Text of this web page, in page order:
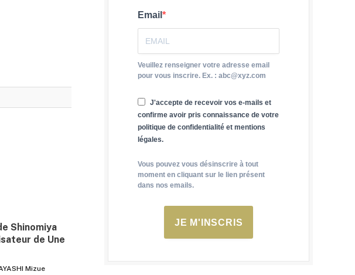
Shinomiya
de Une
Mizue
Email
Veuillez renseigner votre adresse email
pour vous inscrire. Ex. : abc@xyz.com
J'accepte de recevoir vos e-mails et
confirme avoir pris connaissance de votre
politique de confidentialité et mentions
légales.
Vous pouvez vous désinscrire à tout
moment en cliquant sur le lien présent
dans nos emails.
JE M'INSCRIS